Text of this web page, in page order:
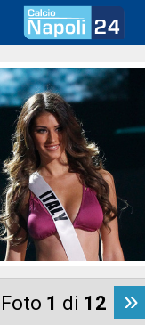
Foto 1 di 12 »